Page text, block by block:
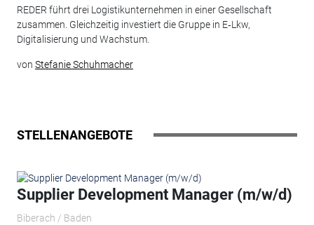
REDER führt drei Logistikunternehmen in einer Gesellschaft
zusammen. Gleichzeitig investiert die Gruppe in E‑Lkw,
Digitalisierung und Wachstum.
von Stefanie Schuhmacher
STELLENANGEBOTE
Supplier Development Manager (m/w/d)
Biberach / Baden